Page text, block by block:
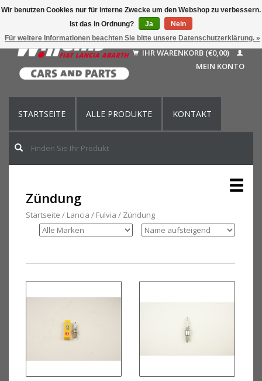
Nederlands
Français
English (US)
IHR WARENKORB (€0,00)
MEIN KONTO
STARTSEITE ALLE PRODUKTE KONTAKT
Zündung
Startseite / Lancia / Fulvia / Zündung
Wir benutzen Cookies nur für interne Zwecke um den Webshop zu verbessern.
Ist das in Ordnung?
Ja
Nein
Für weitere Informationen beachten Sie bitte unsere Datenschutzerklärung. »